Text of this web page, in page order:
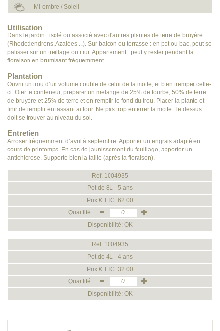
Mi-ombre / Soleil
Utilisation
Dans le jardin : isolé ou associé avec d'autres plantes de terre de bruyère
(Rhododendrons, Azalées ...). Sur balcon ou terrasse : en pot ou bac, peut se
palisser sur un treillage ou mur. Appartement : peut y rester pendant la
floraison en brumisant fréquemment.
Plantation
Ouvrir un trou d’un volume double de celui de la motte, et bien tremper celle-
ci. Oter le conteneur, préparer un mélange de 25% de tourbe, 50% de terre
de bruyère et 25% de terre et en remplir le fond du trou. Placer la plante et
finir de remplir en tassant autour. Ne pas trop enterrer la motte : le dessus
doit se trouver au niveau du sol.
Entretien
Arroser fréquemment d’avril à septembre. Apporter un engrais adapté en
cours de printemps. En cas de jaunissement du feuillage, apporter un
antichlorose. Supporte bien la taille (après la floraison).
Ref. 1004935
Pot de 8L - 5 ans
Prix € TTC: 62.00
Quantité:
Disponibilité: OK
Ref. 1004935
Pot de 4L - 4 ans
Prix € TTC: 32.00
Quantité:
Disponibilité: OK